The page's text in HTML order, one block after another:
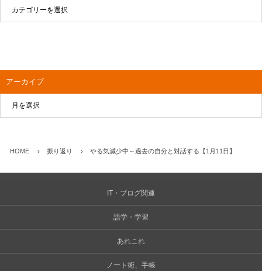
アーカイブ
HOME 振り返り やる気減少中～過去の自分と対話する【1月11日】
IT・ブログ関連
語学・学習
あれこれ
ノート術、手帳